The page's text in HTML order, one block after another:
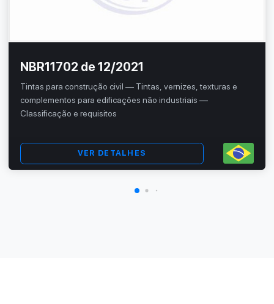
NBR11702 de 12/2021
Tintas para construção civil — Tintas, vernizes, texturas e
complementos para edificações não industriais —
Classificação e requisitos
VER DETALHES